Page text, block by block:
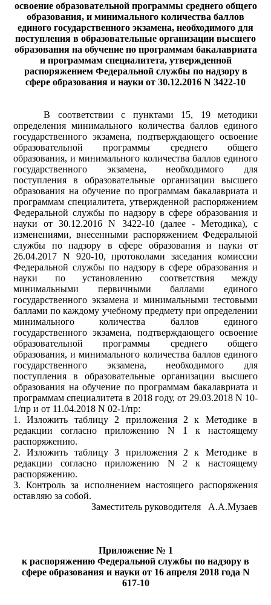
освоение образовательной программы среднего общего
образования, и минимального количества баллов
единого государственного экзамена, необходимого для
поступления в образовательные организации высшего
образования на обучение по программам бакалавриата
и программам специалитета, утвержденной
распоряжением Федеральной службы по надзору в
сфере образования и науки от 30.12.2016 N 3422-10
В соответствии с пунктами 15, 19 методики
определения минимального количества баллов единого
государственного экзамена, подтверждающего освоение
образовательной программы среднего общего
образования, и минимального количества баллов единого
государственного экзамена, необходимого для
поступления в образовательные организации высшего
образования на обучение по программам бакалавриата и
программам специалитета, утвержденной распоряжением
Федеральной службы по надзору в сфере образования и
науки от 30.12.2016 N 3422-10 (далее - Методика), с
изменениями, внесенными распоряжением Федеральной
службы по надзору в сфере образования и науки от
26.04.2017 N 920-10, протоколами заседания комиссии
Федеральной службы по надзору в сфере образования и
науки по установлению соответствия между
минимальными первичными баллами единого
государственного экзамена и минимальными тестовыми
баллами по каждому учебному предмету при определении
минимального количества баллов единого
государственного экзамена, подтверждающего освоение
образовательной программы среднего общего
образования, и минимального количества баллов единого
государственного экзамена, необходимого для
поступления в образовательные организации высшего
образования на обучение по программам бакалавриата и
программам специалитета в 2018 году, от 29.03.2018 N 10-
1/пр и от 11.04.2018 N 02-1/пр:
1. Изложить таблицу 2 приложения 2 к Методике в
редакции согласно приложению N 1 к настоящему
распоряжению.
2. Изложить таблицу 3 приложения 2 к Методике в
редакции согласно приложению N 2 к настоящему
распоряжению.
3. Контроль за исполнением настоящего распоряжения
оставляю за собой.
Заместитель руководителя А.А.Музаев
Приложение № 1
к распоряжению Федеральной службы по надзору в
сфере образования и науки от 16 апреля 2018 года N
617-10